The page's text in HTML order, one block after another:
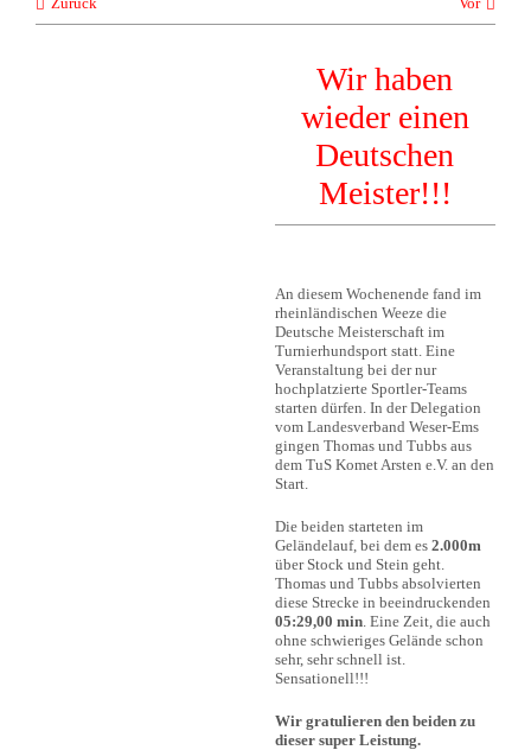
Wir haben
wieder einen
Deutschen
Meister!!!
An diesem Wochenende fand im
rheinländischen Weeze die
Deutsche Meisterschaft im
Turnierhundsport statt. Eine
Veranstaltung bei der nur
hochplatzierte Sportler-Teams
starten dürfen. In der Delegation
vom Landesverband Weser-Ems
gingen Thomas und Tubbs aus
dem TuS Komet Arsten e.V. an den
Start.
Die beiden starteten im
Geländelauf, bei dem es 2.000m
über Stock und Stein geht.
Thomas und Tubbs absolvierten
diese Strecke in beeindruckenden
05:29,00 min. Eine Zeit, die auch
ohne schwieriges Gelände schon
sehr, sehr schnell ist.
Sensationell!!!
Wir gratulieren den beiden zu
dieser super Leistung.